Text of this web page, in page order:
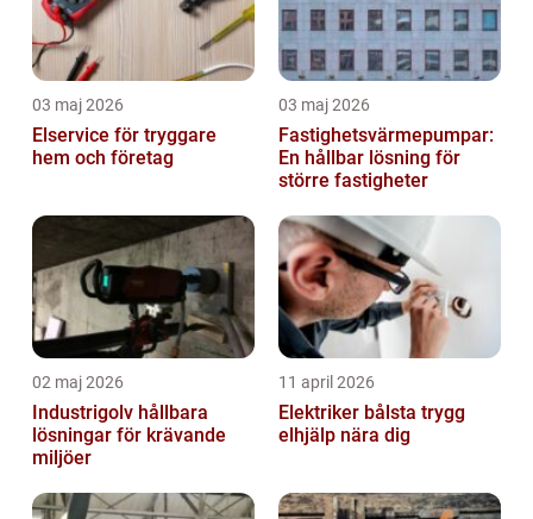
03 maj 2026
Elservice för tryggare
hem och företag
03 maj 2026
Fastighetsvärmepumpar:
En hållbar lösning för
större fastigheter
02 maj 2026
Industrigolv hållbara
lösningar för krävande
miljöer
11 april 2026
Elektriker bålsta trygg
elhjälp nära dig